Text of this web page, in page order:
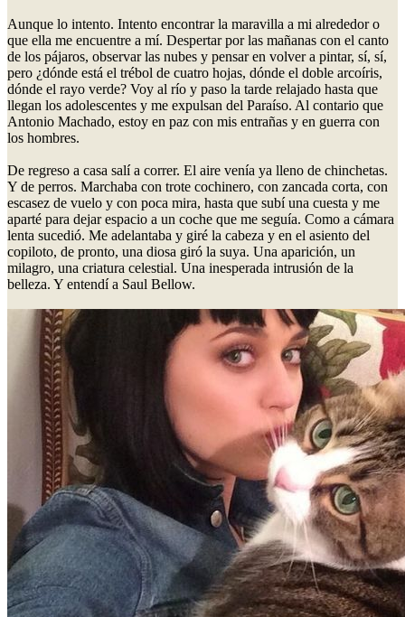
Aunque lo intento. Intento encontrar la maravilla a mi alrededor o
que ella me encuentre a mí. Despertar por las mañanas con el canto
de los pájaros, observar las nubes y pensar en volver a pintar, sí, sí,
pero ¿dónde está el trébol de cuatro hojas, dónde el doble arcoíris,
dónde el rayo verde? Voy al río y paso la tarde relajado hasta que
llegan los adolescentes y me expulsan del Paraíso. Al contario que
Antonio Machado, estoy en paz con mis entrañas y en guerra con
los hombres.
De regreso a casa salí a correr. El aire venía ya lleno de chinchetas.
Y de perros. Marchaba con trote cochinero, con zancada corta, con
escasez de vuelo y con poca mira, hasta que subí una cuesta y me
aparté para dejar espacio a un coche que me seguía. Como a cámara
lenta sucedió. Me adelantaba y giré la cabeza y en el asiento del
copiloto, de pronto, una diosa giró la suya. Una aparición, un
milagro, una criatura celestial. Una inesperada intrusión de la
belleza. Y entendí a Saul Bellow.